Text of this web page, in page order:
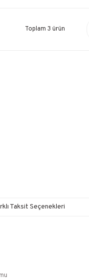
Toplam 3 ürün
Taksit Seçenekleri